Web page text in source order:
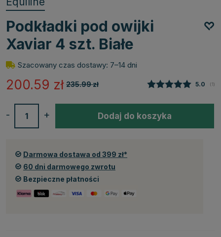
Podkładki pod owijki
Xaviar 4 szt. Białe
Szacowany czas dostawy: 7–14 dni
235.99zł
200.59 zł 5.0 (1)
+
- Dodaj do koszyka
Darmowa dostawa od 399 zł*
60 dni darmowego zwrotu
Bezpieczne płatności